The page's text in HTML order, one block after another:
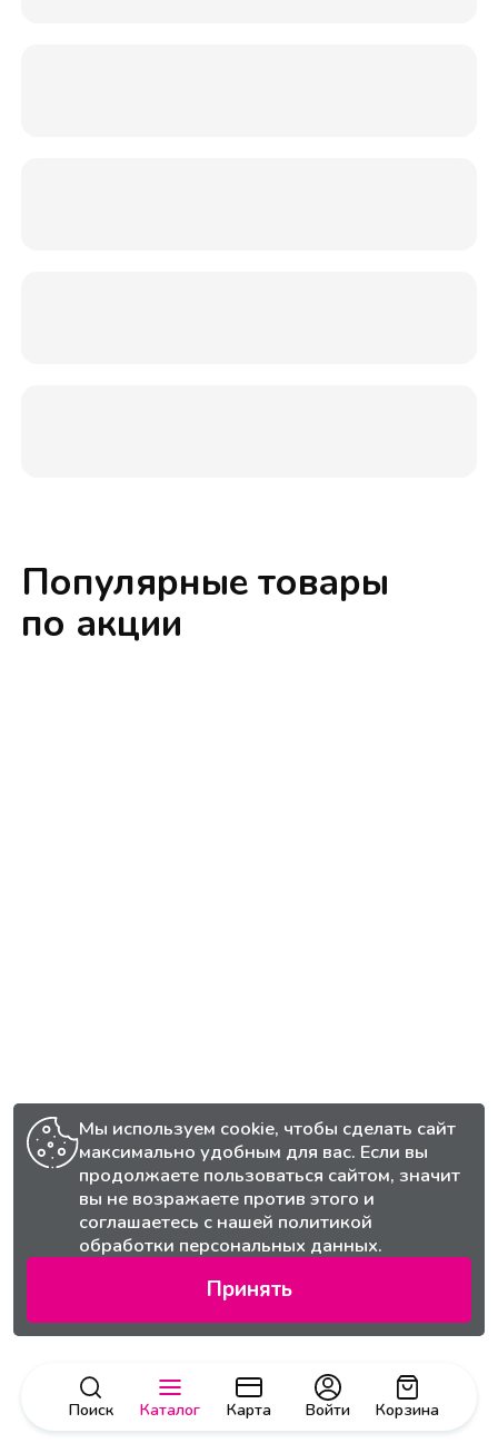
Поиск Каталог Карта Корзина
Войти
Популярные товары
по акции
Мы используем cookie, чтобы сделать сайт
максимально удобным для вас. Если вы
продолжаете пользоваться сайтом, значит
вы не возражаете против этого и
соглашаетесь с нашей политикой
обработки персональных данных.
Принять